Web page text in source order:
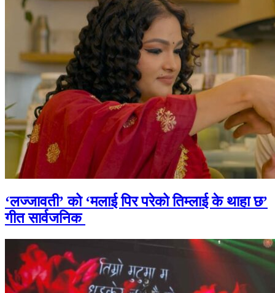
‘लज्जावती’ को ‘मलाई पिर परेको तिम्लाई के थाहा छ’
गीत सार्वजनिक